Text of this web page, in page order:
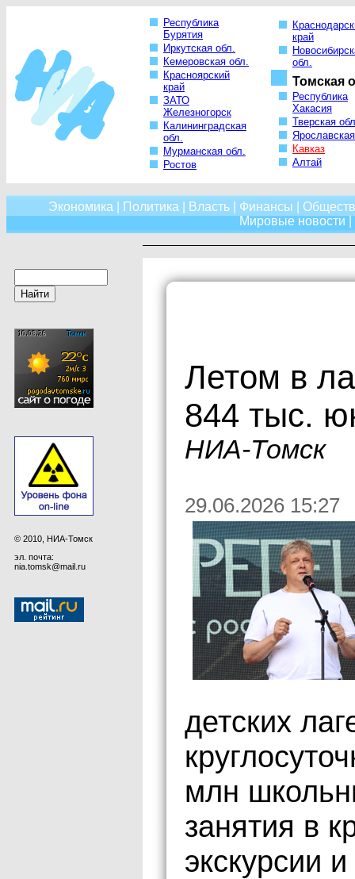
Республика
Бурятия
Иркутская обл.
Кемеровская обл.
Красноярский
край
ЗАТО
Железногорск
Калининградская
обл.
Мурманская обл.
Ростов
край
обл.
Томская
Республика
Хакасия
Тверская
Кавказ
Алтай
Экономика Политика Власть| Финансы
Мировые новости
© 2010, НИА-Томск
эл. почта:
nia.tomsk@mail.ru
Летом в
844 тыс.
НИА-Томск
29.06.2026 15:27
детских
млн
занятия в
экскурсии